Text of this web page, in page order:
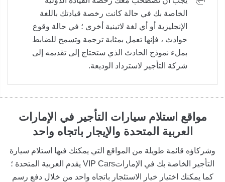
الخاصة بك في حالة كانت رخصة قيادتك باللغة
الإنجليزية أو أي لغة لاتينية أخرى ؛ في حالة وقوع
حوادث ، فإنها تعمل بمثابة ترجمة وتسمح للضابط
بملء نموذج الحادث الذي ستحتاج إلى تقديمه إلى
شركة التأجير لاسترداد الوديعة.
مواقع استلام سيارات التأجير في الإمارات
العربية المتحدة والإيجار باتجاه واحد
وشركاؤه قائمة طويلة من المواقع التي يمكنك فيها استلام سيارة
التأجير الخاصة بك في الإماراتVIP Cars يقدم العربية المتحدة ؛
كما يمكنك اختيار خيار الاستئجار باتجاه واحد من خلال دفع رسم